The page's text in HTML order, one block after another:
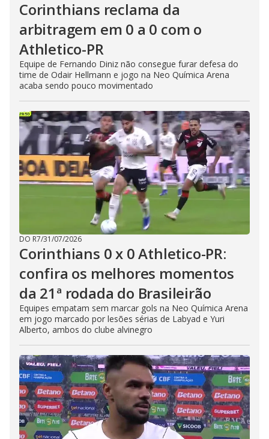
Corinthians reclama da
arbitragem em 0 a 0 com o
Athletico-PR
Equipe de Fernando Diniz não consegue furar defesa do
time de Odair Hellmann e jogo na Neo Química Arena
acaba sendo pouco movimentado
DO R7/31/07/2026
Corinthians 0 x 0 Athletico-PR:
confira os melhores momentos
da 21ª rodada do Brasileirão
Equipes empatam sem marcar gols na Neo Química Arena
em jogo marcado por lesões sérias de Labyad e Yuri
Alberto, ambos do clube alvinegro